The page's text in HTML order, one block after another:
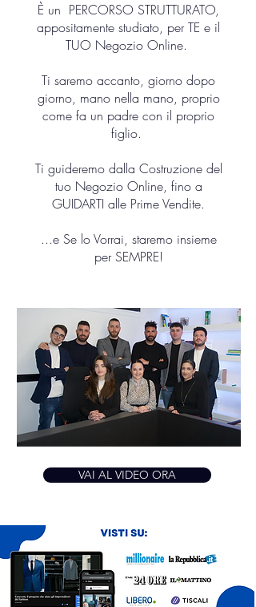
È un PERCORSO STRUTTURATO,
appositamente studiato, per TE e il
TUO Negozio Online.
Ti saremo accanto, giorno dopo
giorno, mano nella mano, proprio
come fa un padre con il proprio
figlio.
Ti guideremo dalla Costruzione del
tuo Negozio Online, fino a
GUIDARTI alle Prime Vendite.
...e Se lo Vorrai, staremo insieme
per SEMPRE!
VAI AL VIDEO ORA